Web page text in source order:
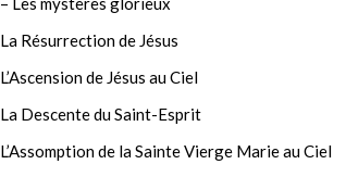
La Résurrection de Jésus
L’Ascension de Jésus au Ciel
La Descente du Saint-Esprit
L’Assomption de la Sainte Vierge Marie au Ciel